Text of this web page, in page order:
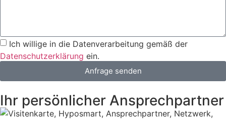
Ich willige in die Datenverarbeitung gemäß der
Datenschutzerklärung ein.
Anfrage senden
Ihr persönlicher Ansprechpartner